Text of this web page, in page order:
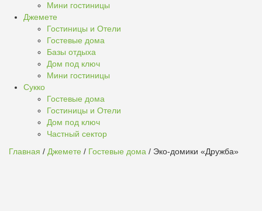
Мини гостиницы
Джемете
Гостиницы и Отели
Гостевые дома
Базы отдыха
Дом под ключ
Мини гостиницы
Сукко
Гостевые дома
Гостиницы и Отели
Дом под ключ
Частный сектор
Главная / Джемете / Гостевые дома / Эко-домики «Дружба»